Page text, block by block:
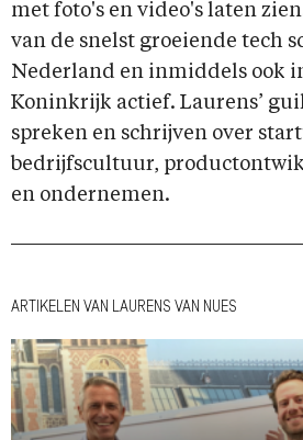
met foto's en video's laten
van de snelst groeiende tech
Nederland en inmiddels ook
Koninkrijk actief. Laurens’
spreken en schrijven over
bedrijfscultuur,
en ondernemen.
ARTIKELEN VAN LAURENS VAN NUES